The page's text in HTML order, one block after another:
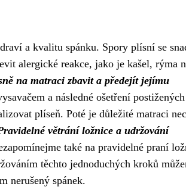
a kvalitu spánku. Spory plísní se
alergické reakce, jako je kašel, rýma
na matraci zbavit a předejít jejímu
a následné ošetření
plíseň. Poté je důležité matraci
větrání ložnice a udržování
také na pravidelné praní
těchto jednoduchých kroků
nerušený spánek.